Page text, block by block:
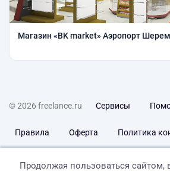
Магазин «BK market» Аэропорт
© 2026 freelance.ru Сервисы
Правила Оферта Политика
Продолжая пользоваться сайтом,